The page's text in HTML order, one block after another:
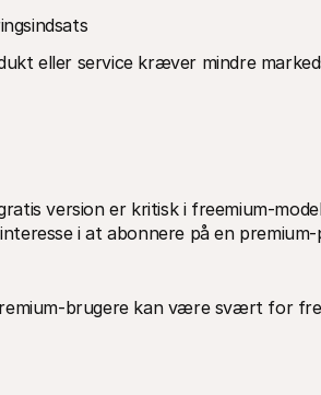
eller service kræver mindre
version er kritisk i freemium-
i at abonnere på en premium-
brugere kan være svært for